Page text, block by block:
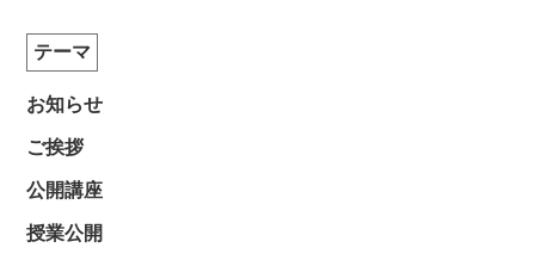
テーマ
お知らせ
ご挨拶
公開講座
授業公開